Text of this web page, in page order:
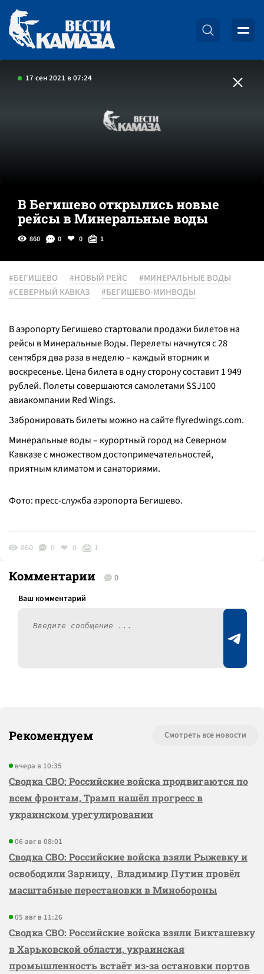
17 сен 2021 в 07:24
В Бегишево открылись новые
рейсы в Минеральные воды
860 0 0 1
#БЕГИШЕВО #НОВЫЙ РЕЙС
#МИНЕРАЛЬНЫЕ ВОДЫ
#СЕВЕРНЫЙ КАВКАЗ
#БЕГИШЕВО-МИНВОДЫ
В аэропорту Бегишево стартовали продажи билетов на
рейсы в Минеральные Воды. Перелеты начнутся с 28
сентября два раза в неделю – каждый вторник и
воскресенье. Цена билета в одну сторону составит 1 949
рублей. Полеты совершаются самолетами SSJ100
авиакомпании Red Wings.
Забронировать билеты можно на сайте flyredwings.com.
Минеральные воды – курортный город на Северном
Кавказе с множеством достопримечательностей,
приятным климатом и санаториями.
Фото: пресс-служба аэропорта Бегишево.
860 0 0 1
Комментарии 0
Рекомендуем Смотреть все новости
вчера в 10:35
Сводка СВО: Российские войска продвигаются по
всем фронтам, Трамп нашёл прогресс в
украинском урегулировании
06 авг в 08:01
Сводка СВО: Российские войска взяли Рыжевку и
освободили Зарницу, Владимир Путин провёл
масштабные перестановки в Минобороны
05 авг в 11:26
Сводка СВО: Российские войска взяли Бикташевку
в Харьковской области, украинская
промышленность встаёт из-за остановки портов